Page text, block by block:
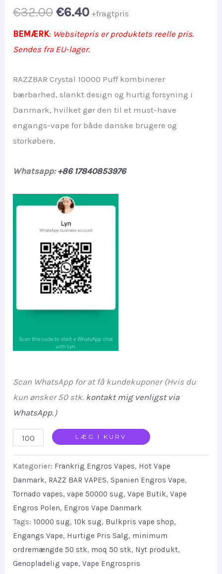
€32.00 Original
price
was:
€32.00.
€6.40Current
price
€6.40.
+fragtpris
BEMÆRK: Websitepris er produktets reelle pris.
Sendes fra EU-lager.
RAZZBAR Crystal 10000 Puff kombinerer
bærbarhed, slankt design og hurtig forsyning i
Danmark, hvilket gør den til et must-have
engangs-vape for både danske brugere og
storkøbere.
Whatsapp:+86 17840853976
Scan WhatsApp for at få kundekuponer (Hvis du
kun ønsker 50 stk. kontakt mig venligst via
WhatsApp. ）
RAZZBAR
10000
Puff
Vape
Hot
Bulk
Travel
LÆG I KURV
Kategorier: Frankrig Engros Vapes, Hot Vape
Danmark, RAZZ BAR VAPES,Spanien Engros Vape,
Tornado vapes,vape 50000 sug,Vape Butik,Vape
Engros Polen, Engros Vape Danmark
Tags: 10000 sug, 10k sug, Bulkpris vape shop,
Engangs Vape, Hurtige Pris Salg, minimum
ordremængde 50 stk, moq 50 stk, Nyt produkt,
Genopladelig vape,Vape Engrospris